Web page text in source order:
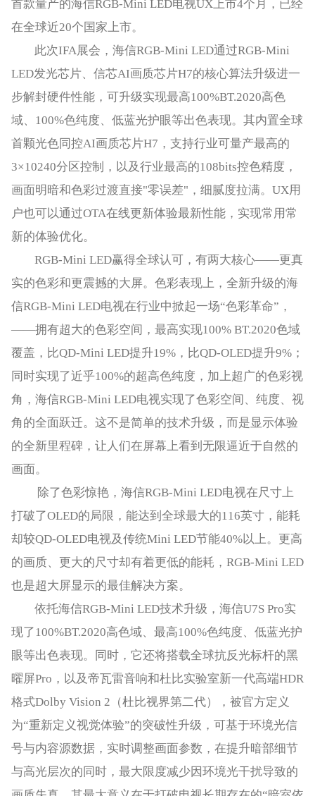
首款量产的海信RGB-Mini LED电视UX上市4个月，已经
在全球近20个国家上市。
此次IFA展会，海信RGB-Mini LED通过RGB-Mini
LED发光芯片、信芯AI画质芯片H7的核心算法升级进一
步解封硬件性能，可升级实现最高100%BT.2020高色
域、100%色纯度、低蓝光护眼等出色表现。其内置全球
首颗光色同控AI画质芯片H7，支持行业可量产最高的
3×10240分区控制，以及行业最高的108bits控色精度，
画面明暗和色彩过渡直接"零误差"，细腻度拉满。UX用
户也可以通过OTA在线更新体验最新性能，实现常用常
新的体验优化。
RGB-Mini LED赢得全球认可，有两大核心——更真
实的色彩和更震撼的大屏。色彩表现上，全新升级的海
信RGB-Mini LED电视在行业中掀起一场“色彩革命”，
——拥有超大的色彩空间，最高实现100% BT.2020色域
覆盖，比QD-Mini LED提升19%，比QD-OLED提升9%；
同时实现了近乎100%的超高色纯度，加上超广的色彩视
角，海信RGB-Mini LED电视实现了色彩空间、纯度、视
角的全面跃迁。这不是简单的技术升级，而是显示体验
的全新里程碑，让人们在屏幕上看到无限逼近于自然的
画面。
除了色彩惊艳，海信RGB-Mini LED电视在尺寸上
打破了OLED的局限，能达到全球最大的116英寸，能耗
却较QD-OLED电视及传统Mini LED节能40%以上。更高
的画质、更大的尺寸却有着更低的能耗，RGB-Mini LED
也是超大屏显示的最佳解决方案。
依托海信RGB-Mini LED技术升级，海信U7S Pro实
现了100%BT.2020高色域、最高100%色纯度、低蓝光护
眼等出色表现。同时，它还将搭载全球抗反光标杆的黑
曜屏Pro，以及帝瓦雷音响和杜比实验室新一代高端HDR
格式Dolby Vision 2（杜比视界第二代），被官方定义
为“重新定义视觉体验”的突破性升级，可基于环境光信
号与内容源数据，实时调整画面参数，在提升暗部细节
与高光层次的同时，最大限度减少因环境光干扰导致的